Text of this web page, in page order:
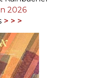
2026